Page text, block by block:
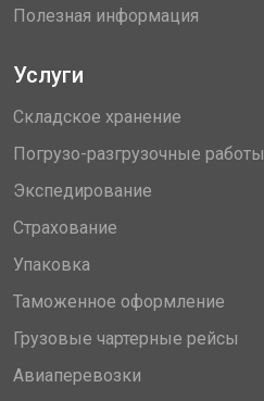
Полезная информация
Услуги
Складское хранение
Погрузо-разгрузочные работы
Экспедирование
Страхование
Упаковка
Таможенное оформление
Грузовые чартерные рейсы
Авиаперевозки